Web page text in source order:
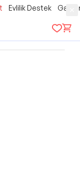
Evlilik Destek